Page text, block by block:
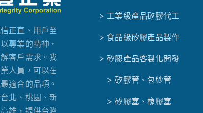
正直、用戶至
專業的精神，
客戶需求。我
人員，可以在
適合的品項。
北、桃園、新
雄，提供台灣
> 工業級產品矽膠代工
> 食品級矽膠產品製作
> 矽膠產品客製化開發
> 矽膠管、包紗管
> 矽膠塞、橡膠塞